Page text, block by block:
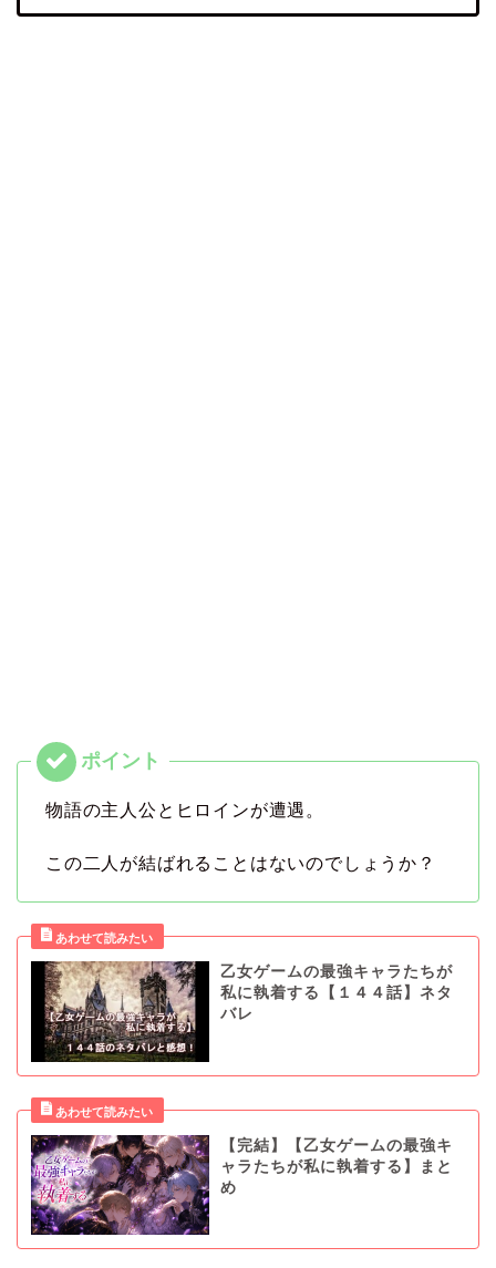
物語の主人公とヒロインが遭遇。
この二人が結ばれることはないのでしょうか？
乙女ゲームの最強キャラたちが
私に執着する【１４４話】ネタ
バレ
【完結】【乙女ゲームの最強キ
ャラたちが私に執着する】まと
め